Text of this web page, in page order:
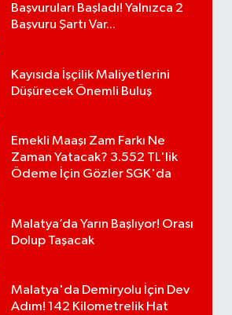
Başvuruları Başladı! Yalnızca 2
Başvuru Şartı Var...
Kayısıda İşçilik Maliyetlerini
Düşürecek Önemli Buluş
Emekli Maaşı Zam Farkı Ne
Zaman Yatacak? 3.552 TL'lik
Ödeme İçin Gözler SGK'da
Malatya’da Yarın Başlıyor! Orası
Dolup Taşacak
Malatya'da Demiryolu İçin Dev
Adım! 142 Kilometrelik Hat